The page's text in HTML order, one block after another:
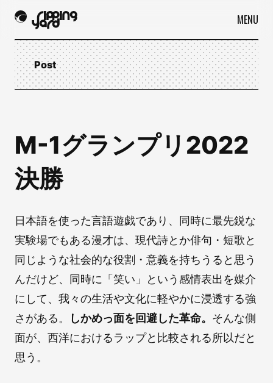
MENU
Post
M-1グランプリ2022
決勝
日本語を使った言語遊戯であり、同時に最先鋭な
実験場でもある漫才は、現代詩とか俳句・短歌と
同じような社会的な役割・意義を持ちうると思う
んだけど、同時に「笑い」という感情表出を媒介
にして、我々の生活や文化に軽やかに浸透する強
さがある。
しかめっ面を回避した革命。 そんな側
面が、西洋におけるラップと比較される所以だと
思う。